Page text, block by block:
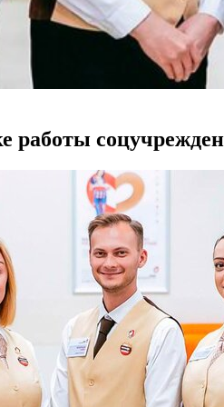
работы